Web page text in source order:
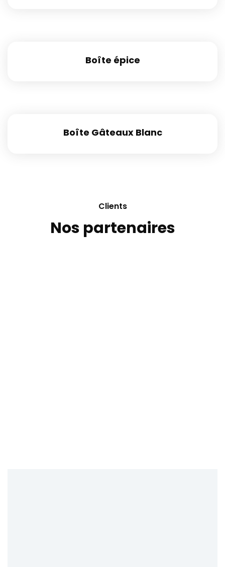
Boîte épice
Boîte Gâteaux Blanc
Clients
Nos partenaires